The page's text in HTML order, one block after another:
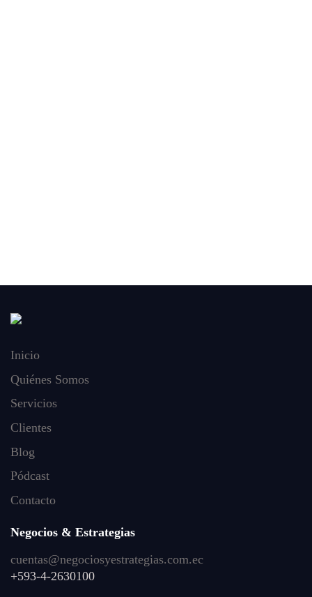
Inicio
Quiénes Somos
Servicios
Clientes
Blog
Pódcast
Contacto
Negocios & Estrategias
cuentas@negociosyestrategias.com.ec
+593-4-2630100